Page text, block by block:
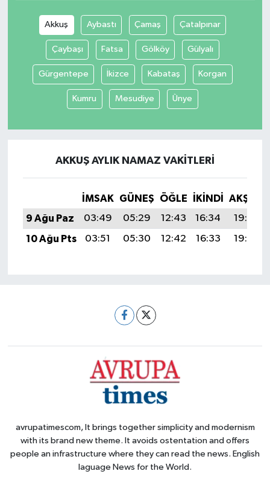
Akkuş Aybastı Çamaş Çatalpınar
Çaybaşı Fatsa Gölköy Gülyalı
Gürgentepe İkizce Kabataş Korgan
Kumru Mesudiye Ünye
AKKUŞ AYLIK NAMAZ VAKITLERI
İMSAK GÜNEŞ ÖĞLE İKINDI
AKŞAM
9 Ağu Paz
03:49 05:29 12:43 16:34
19:46
10 Ağu Pts
03:51 05:30 12:42 16:33 19:45
avrupatimescom, It brings together simplicity and modernism
with its brand new theme. It avoids ostentation and offers
people an infrastructure where they can read the news. English
laguage News for the World.